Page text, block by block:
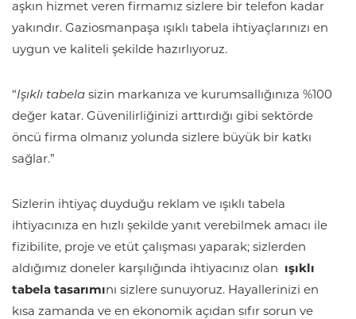
aşkın hizmet veren firmamız sizlere bir telefon kadar
yakındır. Gaziosmanpaşa ışıklı tabela ihtiyaçlarınızı en
uygun ve kaliteli şekilde hazırlıyoruz.
“Işıklı tabela sizin markanıza ve kurumsallığınıza %100
değer katar. Güvenilirliğinizi arttırdığı gibi sektörde
öncü firma olmanız yolunda sizlere büyük bir katkı
sağlar.”
Sizlerin ihtiyaç duyduğu reklam ve ışıklı tabela
ihtiyacınıza en hızlı şekilde yanıt verebilmek amacı ile
fizibilite, proje ve etüt çalışması yaparak; sizlerden
aldığımız doneler karşılığında ihtiyacınız olan ışıklı
tabela tasarımını sizlere sunuyoruz. Hayallerinizi en
kısa zamanda ve en ekonomik açıdan sıfır sorun ve